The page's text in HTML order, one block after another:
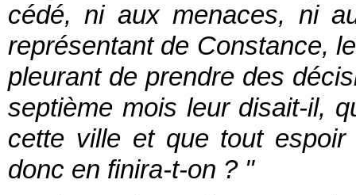
cédé, ni aux menaces, ni
représentant de Constance,
pleurant de prendre des
septième mois leur disait-il,
cette ville et que tout
donc en finira-t-on ? "